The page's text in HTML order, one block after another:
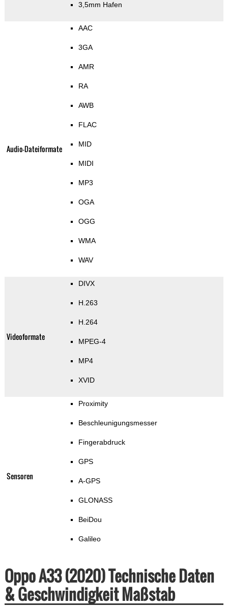
3,5mm Hafen
Audio-Dateiformate
AAC
3GA
AMR
RA
AWB
FLAC
MID
MIDI
MP3
OGA
OGG
WMA
WAV
Videoformate
DIVX
H.263
H.264
MPEG-4
MP4
XVID
Sensoren
Proximity
Beschleunigungsmesser
Fingerabdruck
GPS
A-GPS
GLONASS
BeiDou
Galileo
Oppo A33 (2020) Technische Daten
& Geschwindigkeit Maßstab